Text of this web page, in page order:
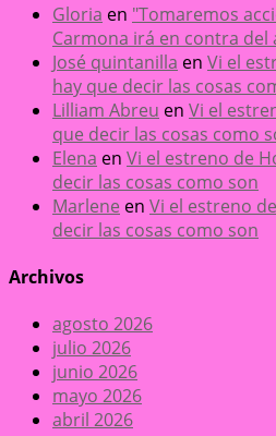
Gloria en "Tomaremos
Carmona irá en contra del
José quintanilla en Vi el
hay que decir las cosas
Lilliam Abreu en Vi el
que decir las cosas como
Elena en Vi el estreno de
decir las cosas como son
Marlene en Vi el estreno
decir las cosas como son
Archivos
agosto 2026
julio 2026
junio 2026
mayo 2026
abril 2026